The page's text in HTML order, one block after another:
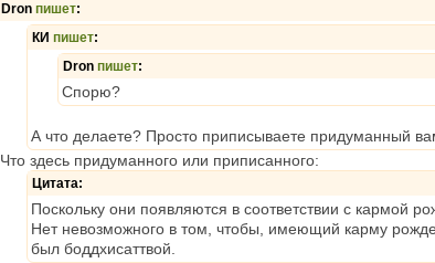
Dron пишет:
КИ пишет:
Dron пишет:
Спорю?
А что делаете? Просто приписываете придуманный
Что здесь придуманного или приписанного:
Цитата:
Поскольку они появляются в соответствии с кармой
Нет невозможного в том, чтобы, имеющий карму
был боддхисаттвой.